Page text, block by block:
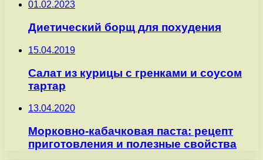
01.02.2023
Диетический борщ для похудения
15.04.2019
Салат из курицы с гренками и соусом
тартар
13.04.2020
Морковно-кабачковая паста: рецепт
приготовления и полезные свойства